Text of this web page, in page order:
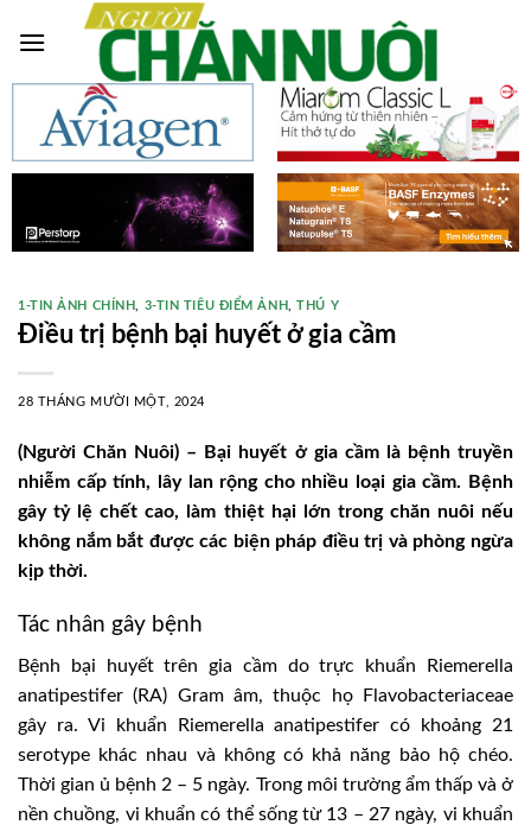
1-TIN ẢNH CHÍNH 3-TIN TIÊU ĐIỂM ẢNH ,THÚ Y
Điều trị bệnh bại huyết ở gia cầm
28 THÁNG MƯỜI MỘT, 2024
(Người Chăn Nuôi) – Bại huyết ở gia cầm là bệnh truyền
nhiễm cấp tính, lây lan rộng cho nhiều loại gia cầm. Bệnh
gây tỷ lệ chết cao, làm thiệt hại lớn trong chăn nuôi nếu
không nắm bắt được các biện pháp điều trị và phòng ngừa
kịp thời.
Tác nhân gây bệnh
Bệnh bại huyết trên gia cầm do trực khuẩn Riemerella
anatipestifer (RA) Gram âm, thuộc họ Flavobacteriaceae
gây ra. Vi khuẩn Riemerella anatipestifer có khoảng 21
serotype khác nhau và không có khả năng bảo hộ chéo.
Thời gian ủ bệnh 2 – 5 ngày. Trong môi trường ẩm thấp và ở
nền chuồng, vi khuẩn có thể sống từ 13 – 27 ngày, vi khuẩn